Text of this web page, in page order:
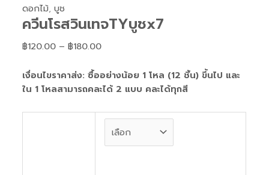
ดอกไม้,บูช
ควีนโรสวินเทจTYบูชx7
฿120.00 – ฿180.00
฿120.00
through
฿180.00
เงื่อนไขราคาส่ง: ซื้ออย่างน้อย 1 โหล (12 ชิ้น) ขึ้นไป และ
ใน 1 โหลสามารถคละได้ 2 แบบ คละได้ทุกสี
ควีน
โรส
เทจTYบูชx7